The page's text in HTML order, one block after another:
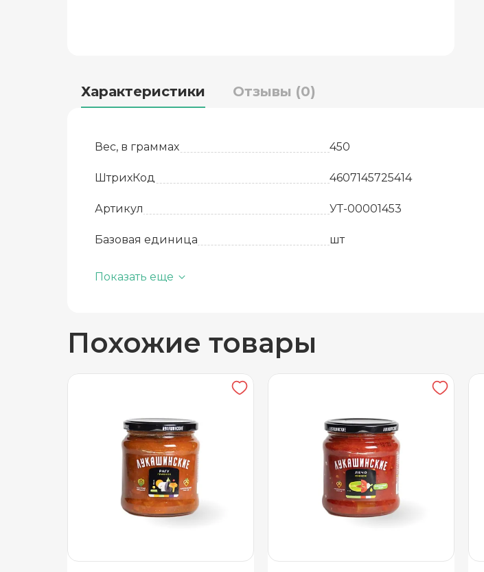
Характеристики Отзывы (0)
Вес, в граммах 450
ШтрихКод 4607145725414
Артикул УТ-00001453
Базовая единица шт
Производитель
Показать еще
Похожие товары
Доставка Самовывоз
Добавить новый адрес